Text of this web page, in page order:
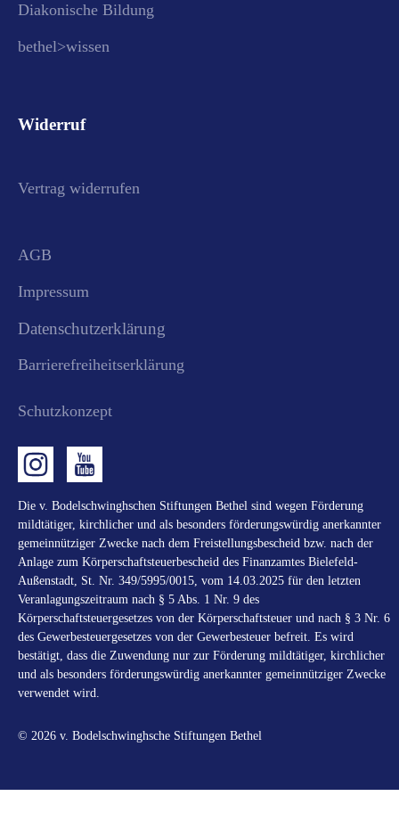
Diakonische Bildung
bethel>wissen
Widerruf
Vertrag widerrufen
AGB
Impressum
Datenschutzerklärung
Barrierefreiheitserklärung
Schutzkonzept
Die v. Bodelschwinghschen Stiftungen Bethel sind wegen Förderung
mildtätiger, kirchlicher und als besonders förderungswürdig anerkannter
gemeinnütziger Zwecke nach dem Freistellungsbescheid bzw. nach der
Anlage zum Körperschaftsteuerbescheid des Finanzamtes Bielefeld-
Außenstadt, St. Nr. 349/5995/0015, vom 14.03.2025 für den letzten
Veranlagungszeitraum nach § 5 Abs. 1 Nr. 9 des
Körperschaftsteuergesetzes von der Körperschaftsteuer und nach § 3 Nr. 6
des Gewerbesteuergesetzes von der Gewerbesteuer befreit. Es wird
bestätigt, dass die Zuwendung nur zur Förderung mildtätiger, kirchlicher
und als besonders förderungswürdig anerkannter gemeinnütziger Zwecke
verwendet wird.
© 2026 v. Bodelschwinghsche Stiftungen Bethel